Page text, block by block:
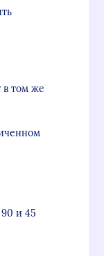
в том же
и 45